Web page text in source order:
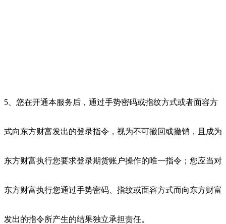
5、您在开通本服务后，通过手势密码或指纹方式或者面容方
式向东方财富发出的登录指令，视为不可撤回或撤销，且成为
东方财富执行您要求登录期货账户操作的唯一指令；您应当对
东方财富执行您通过手势密码、指纹或面容方式而向东方财富
发出的指令所产生的结果独立承担责任。